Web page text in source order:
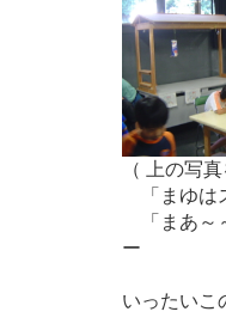
（ 上の写
「まゆは
「まあ～
いったいこ